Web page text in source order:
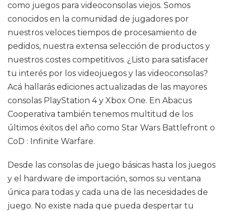
como juegos para videoconsolas viejos. Somos
conocidos en la comunidad de jugadores por
nuestros veloces tiempos de procesamiento de
pedidos, nuestra extensa selección de productos y
nuestros costes competitivos. ¿Listo para satisfacer
tu interés por los videojuegos y las videoconsolas?
Acá hallarás ediciones actualizadas de las mayores
consolas PlayStation 4 y Xbox One. En Abacus
Cooperativa también tenemos multitud de los
últimos éxitos del año como Star Wars Battlefront o
CoD : Infinite Warfare.
Desde las consolas de juego básicas hasta los juegos
y el hardware de importación, somos su ventana
única para todas y cada una de las necesidades de
juego. No existe nada que pueda despertar tu